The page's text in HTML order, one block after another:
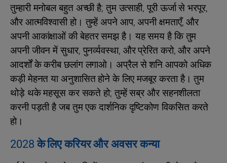
तुम्हारी मनोबल बहुत अच्छी है; तुम उत्साही, पूरी ऊर्जा से भरपूर,
और आत्मविश्वासी हो। तुम्हें अपने आप, अपनी क्षमताएँ, और
अपनी आकांक्षाओं की बेहतर समझ है। यह समय है कि तुम
अपनी जीवन में सुधार, पुनर्व्यवस्था, और प्रेरित करो, और अपने
आदर्शों के करीब छलांग लगाओ। अप्रैल से शनि आपको अधिक
कड़ी मेहनत या अनुशासित होने के लिए मजबूर करता है। तुम
थोड़े थके महसूस कर सकते हो; तुम्हें सब्र और सहनशीलता
करनी पड़ती है जब तुम एक दार्शनिक दृष्टिकोण विकसित करते
हो।
2028 के लिए करियर और अवसर कन्या